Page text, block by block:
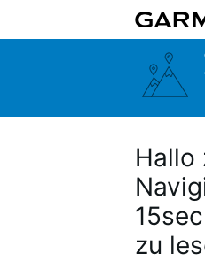
Hallo
zu